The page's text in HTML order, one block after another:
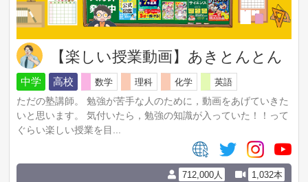
v=tOXpBPByDMg&list=PLPlZ_qYnZ6v9T_piMjPYM5VHgzK
13F-X0
https://trilingual.jp/
✨自己紹介
日本語と英語と韓国語を話す、トリリンガルのトミです
👩🏻
日➡英、日➡韓、韓➡日、韓➡英、英➡日、英➡韓の6タイプ
の同時通訳ができます。
私は韓国には10年、アメリカとカナダに計6年住んでいまし
現在は日本語と英語で韓国語を教えるYoutubeチャンネルを
【楽しい授業動画】あきとんとん
中学 高校 数学 理科 化学
英語
ただの塾講師。 勉強が苦手な人のために，動画をあげていきた
いと思います。 気付いたら，勉強の知識が入っていた！！って
ぐらい楽しい授業を目...
712,000人 1,032本